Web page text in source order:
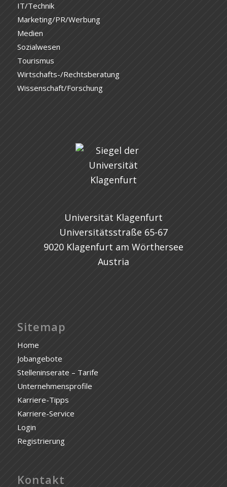
IT/Technik
Marketing/PR/Werbung
Medien
Sozialwesen
Tourismus
Wirtschafts-/Rechtsberatung
Wissenschaft/Forschung
Universität Klagenfurt
Universitätsstraße 65-67
9020 Klagenfurt am Wörthersee
Austria
Sitemap
Home
Jobangebote
Stelleninserate – Tarife
Unternehmensprofile
Karriere-Tipps
Karriere-Service
Login
Registrierung
Kontakt